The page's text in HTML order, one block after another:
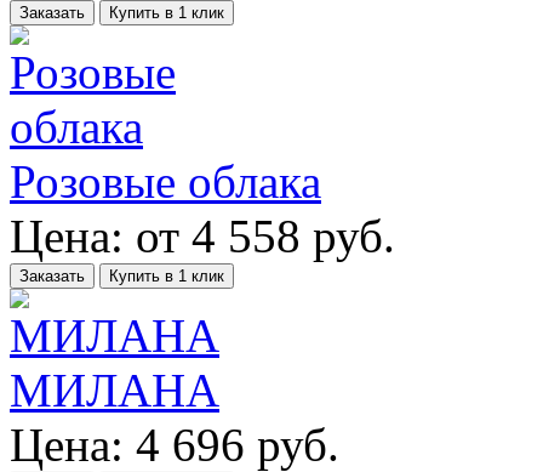
Заказать Купить в 1 клик
Розовые облака
Цена: от 4 558 руб.
Заказать Купить в 1 клик
МИЛАНА
Цена: 4 696 руб.